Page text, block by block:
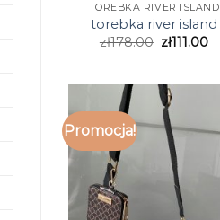
TOREBKA RIVER ISLAND
torebka river island
zł178.00 zł111.00
Promocja!